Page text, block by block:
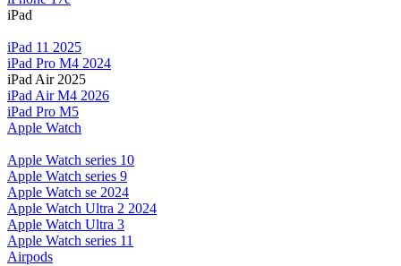
iPad
iPad 11 2025
iPad Pro M4 2024
iPad Air 2025
iPad Air M4 2026
iPad Pro M5
Apple Watch
Apple Watch series 10
Apple Watch series 9
Apple Watch se 2024
Apple Watch Ultra 2 2024
Apple Watch Ultra 3
Apple Watch series 11
Airpods